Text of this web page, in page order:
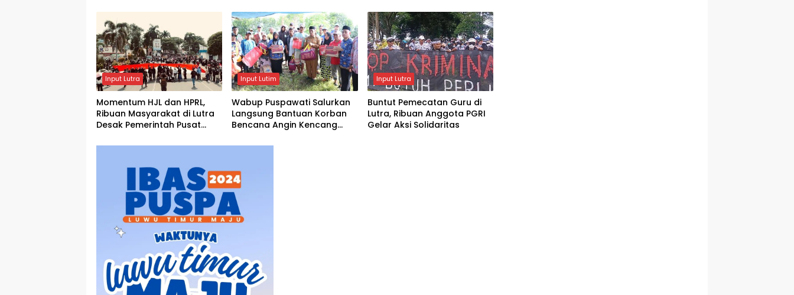
Sepakati Penyelesaian Lahan
Old Camp
Input Lutra
Momentum HJL dan HPRL,
Ribuan Masyarakat di Lutra
Desak Pemerintah Pusat
Input Lutim
Wabup Puspawati Salurkan
Langsung Bantuan Korban
Bencana Angin Kencang
Input Lutra
Buntut Pemecatan Guru di
Lutra, Ribuan Anggota PGRI
Gelar Aksi Solidaritas